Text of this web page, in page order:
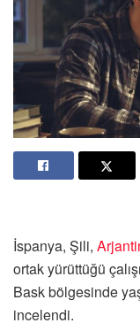
İspanya, Şili,
ortak yürüttüğü
Bask bölgesinde
incelendi.